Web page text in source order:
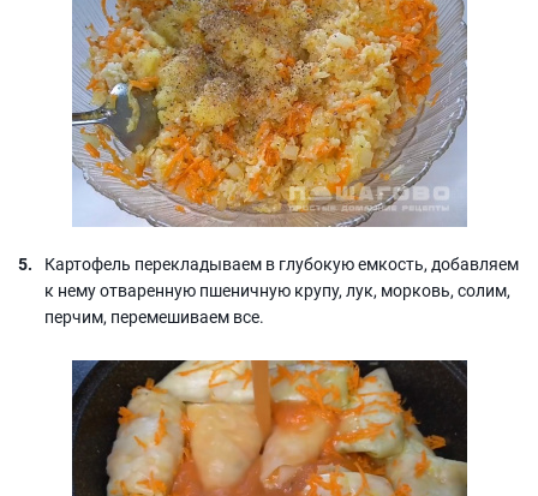
Картофель перекладываем в глубокую емкость, добавляем
к нему отваренную пшеничную крупу, лук, морковь, солим,
перчим, перемешиваем все.